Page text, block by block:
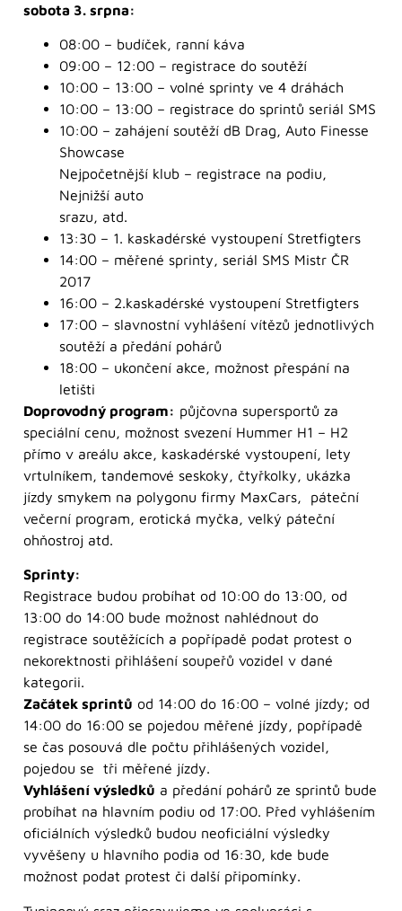
sobota 3. srpna:
08:00 – budíček, ranní káva
09:00 – 12:00 – registrace do soutěží
10:00 – 13:00 – volné sprinty ve 4 dráhách
10:00 – 13:00 – registrace do sprintů seriál SMS
10:00 – zahájení soutěží dB Drag, Auto Finesse
Showcase
Nejpočetnější klub – registrace na podiu,
Nejnižší auto
srazu, atd.
13:30 – 1. kaskadérské vystoupení Stretfigters
14:00 – měřené sprinty, seriál SMS Mistr ČR
2017
16:00 – 2.kaskadérské vystoupení Stretfigters
17:00 – slavnostní vyhlášení vítězů jednotlivých
soutěží a předání pohárů
18:00 – ukončení akce, možnost přespání na
letišti
Doprovodný program: půjčovna supersportů za
speciální cenu, možnost svezení Hummer H1 – H2
přímo v areálu akce, kaskadérské vystoupení, lety
vrtulníkem, tandemové seskoky, čtyřkolky, ukázka
jízdy smykem na polygonu firmy MaxCars, páteční
večerní program, erotická myčka, velký páteční
ohňostroj atd.
Sprinty:
Registrace budou probíhat od 10:00 do 13:00, od
13:00 do 14:00 bude možnost nahlédnout do
registrace soutěžících a popřípadě podat protest o
nekorektnosti přihlášení soupeřů vozidel v dané
kategorii.
Začátek sprintů od 14:00 do 16:00 – volné jízdy; od
14:00 do 16:00 se pojedou měřené jízdy, popřípadě
se čas posouvá dle počtu přihlášených vozidel,
pojedou se tři měřené jízdy.
Vyhlášení výsledků a předání pohárů ze sprintů bude
probíhat na hlavním podiu od 17:00. Před vyhlášením
oficiálních výsledků budou neoficiální výsledky
vyvěšeny u hlavního podia od 16:30, kde bude
možnost podat protest či další připomínky.